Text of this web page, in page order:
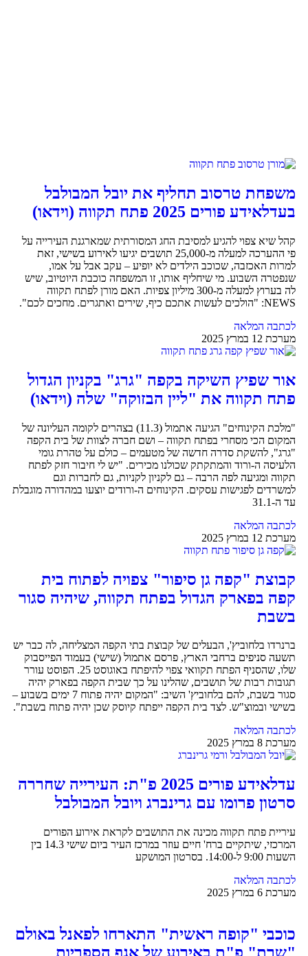
משפחת טרסוב תחליף את יובל המבולבל
בעדלאידע פורים 2025 פתח תקווה (וידאו)
קהל שיא צפוי להגיע למסיבת החג המסורתית שמארגנת העירייה על
פי ההערכה למעלה מ-25,000 תושבים יגיעו לאירוע בשישי, זאת
למרות האכזבה, שכוכב הילדים לא יופיע – עקב אבל על אמו,
שנפטרה השבוע. מי שיחליף אותו, זו המשפחה כוכבת היוטיוב, שיש
לה בערוץ למעלה מ-300 מיליון צפיות. האם מורן לפתח תקווה
NEWS: "הולכים לעשות אתכם כיף, שירים ואתגרים. מחכים לכם".
לכתבה המלאה
מערכת 12 במרץ 2025
אור שפיץ השיקה בקפה "גרג" בקניון הגדול
פתח תקווה את "ליין הבזוקה" שלה (וידאו)
"מלכת הקינוחים" הגיעה אתמול (11.3) בצהרים לקומה העליונה של
המקום הכי מסחרי בפתח תקווה – ושם חברה לצוות של בית הקפה
"גרג", להשקת סדרה חדשה של מטעמים – כולם על טהרת גומי
הלעיסה ה-ורוד והמתקתק שכולנו מכירים. "יש לי חיבור חזק לפתח
תקווה ומגיעה לפה הרבה – גם לקניון לקניות, גם לחברות וגם
למשרדים לפגישות עסקים. הקינוחים ה-ורודים יוצעו במהדורה מוגבלת
עד ה-31.1
לכתבה המלאה
מערכת 12 במרץ 2025
קבוצת "קפה גן סיפור" צפויה לפתוח בית
קפה בפארק הגדול בפתח תקווה, שיהיה סגור
בשבת
ברנרדו בלחוביץ', הבעלים של קבוצת בתי הקפה המצליחה, לה כבר יש
תשעה סניפים ברחבי הארץ, פרסם אתמול (שישי) בעמוד הפייסבוק
שלו, שהסניף הפתח תקוואי צפוי להיפתח באוגוסט 25. הפוסט עורר
תגובות רבות של תושבים, שהלינו על כך שבית הקפה בפארק יהיה
סגור בשבת, להם בלחוביץ' השיב: "המקום יהיה פתוח 7 ימים בשבוע –
בשישי ובמוצ"ש. לצד בית הקפה ייפתח קיוסק שכן יהיה פתוח בשבת".
לכתבה המלאה
מערכת 8 במרץ 2025
עדלאידע פורים 2025 פ"ת: העירייה שחררה
סרטון פרומו עם גרינברג ויובל המבולבל
עיריית פתח תקווה מכינה את התושבים לקראת אירוע הפורים
המרכזי, שיתקיים ברח' חיים עוזר במרכז העיר ביום שישי 14.3 בין
השעות 9:00 ל-14:00. בסרטון המושקע
לכתבה המלאה
מערכת 6 במרץ 2025
כוכבי "קופה ראשית" התארחו לפאנל באולם